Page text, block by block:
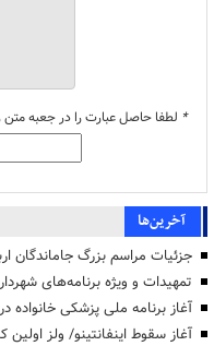
* لطفا حاصل عبارت را در جعبه متن
آخرین‌ها
جزئیات مراسم بزرگ جاماندگان
تمهیدات و ویژه برنامه‌های
آغاز برنامه ملی پزشکی خانواده در ۲۰ شهر فاز دوم با حضور «پزشکیان»
آغاز سقوط اینفانتینو/ ولز